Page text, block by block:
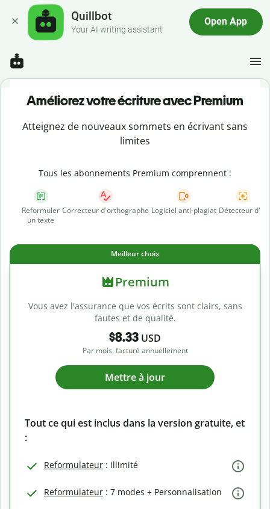
Quillbot
Your AI writing assistant
Open App
Améliorez votre écriture avec Premium
Atteignez de nouveaux sommets en écrivant sans
limites
Tous les abonnements Premium comprennent :
Reformuler
un texte
Correcteur d'orthographe Logiciel anti-plagiat Détecteur d'IA
Meilleur choix
Premium
Vous avez l'assurance que vos écrits sont clairs, sans
fautes et de qualité.
$8.33 USD
Par mois, facturé annuellement
Mettre à jour
Tout ce qui est inclus dans la version gratuite, et
:
Reformulateur : illimité
Reformulateur : 7 modes + Personnalisation